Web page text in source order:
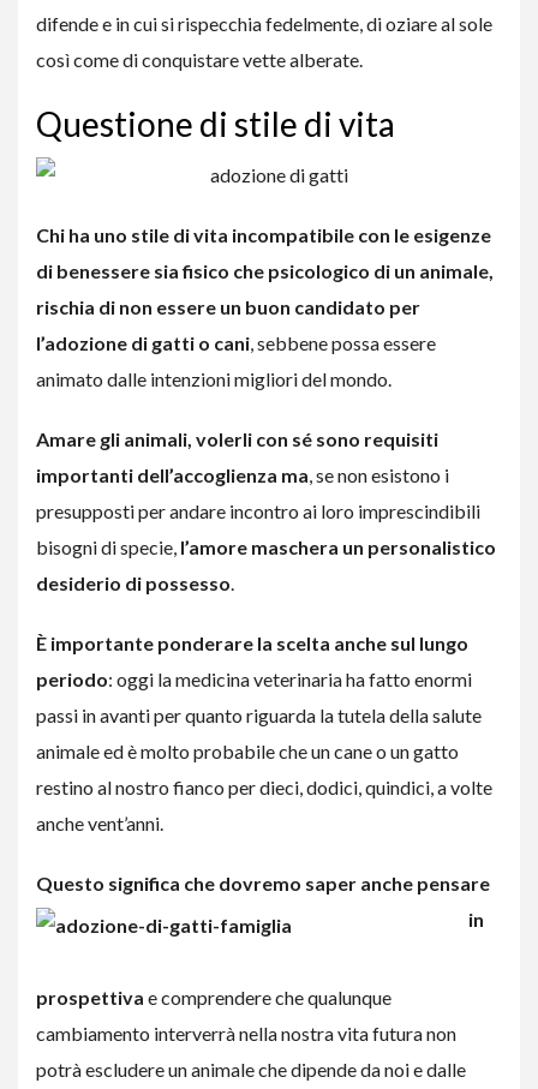
difende e in cui si rispecchia fedelmente, di oziare al sole
così come di conquistare vette alberate.
Questione di stile di vita
Chi ha uno stile di vita incompatibile con le esigenze
di benessere sia fisico che psicologico di un animale,
rischia di non essere un buon candidato per
l’adozione di gatti o cani, sebbene possa essere
animato dalle intenzioni migliori del mondo.
Amare gli animali, volerli con sé sono requisiti
importanti dell’accoglienza ma, se non esistono i
presupposti per andare incontro ai loro imprescindibili
bisogni di specie, l’amore maschera un personalistico
desiderio di possesso.
È importante ponderare la scelta anche sul lungo
periodo: oggi la medicina veterinaria ha fatto enormi
passi in avanti per quanto riguarda la tutela della salute
animale ed è molto probabile che un cane o un gatto
restino al nostro fianco per dieci, dodici, quindici, a volte
anche vent’anni.
Questo significa che dovremo saper anche pensare
in
prospettiva e comprendere che qualunque
cambiamento interverrà nella nostra vita futura non
potrà escludere un animale che dipende da noi e dalle